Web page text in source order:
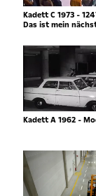
Kadett C 1973 -
Das ist mein
Kadett A 1962 -